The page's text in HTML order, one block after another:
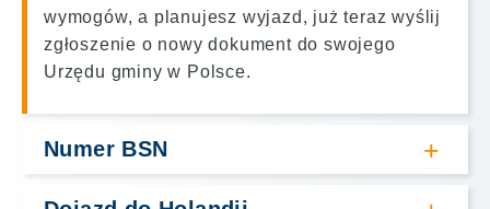
wymogów, a planujesz wyjazd, już teraz wyślij
zgłoszenie o nowy dokument do swojego
Urzędu gminy w Polsce.
Numer BSN
W Holandii, aby legalnie rozpocząć pracę,
należy wyrobić numer identyfikacji